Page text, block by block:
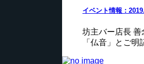
イベント情報：
坊主バー店長
「仏音」とご